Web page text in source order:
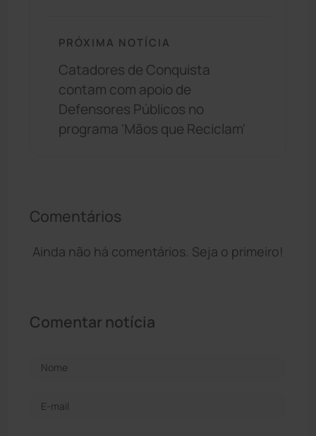
PRÓXIMA NOTÍCIA
Catadores de Conquista
contam com apoio de
Defensores Públicos no
programa 'Mãos que Reciclam'
Comentários
Ainda não há comentários. Seja o primeiro!
Comentar notícia